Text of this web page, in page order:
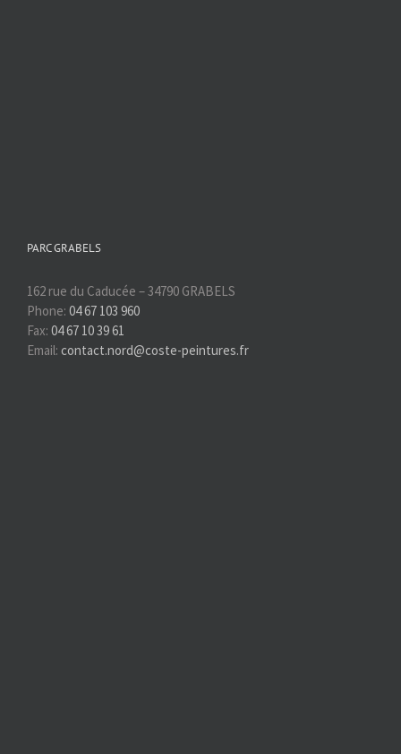
PARC GRABELS
162 rue du Caducée – 34790 GRABELS
Phone: 04 67 103 960
Fax: 04 67 10 39 61
Email: contact.nord@coste-peintures.fr